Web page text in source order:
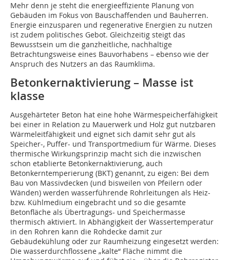
Mehr denn je steht die energieeffiziente Planung von
Gebäuden im Fokus von Bauschaffenden und Bauherren.
Energie einzusparen und regenerative Energien zu nutzen
ist zudem politisches Gebot. Gleichzeitig steigt das
Bewusstsein um die ganzheitliche, nachhaltige
Betrachtungsweise eines Bauvorhabens – ebenso wie der
Anspruch des Nutzers an das Raumklima.
Betonkernaktivierung – Masse ist
klasse
Ausgehärteter Beton hat eine hohe Wärmespeicherfähigkeit
bei einer in Relation zu Mauerwerk und Holz gut nutzbaren
Wärmeleitfähigkeit und eignet sich damit sehr gut als
Speicher-, Puffer- und Transportmedium für Wärme. Dieses
thermische Wirkungsprinzip macht sich die inzwischen
schon etablierte Betonkernaktivierung, auch
Betonkerntemperierung (BKT) genannt, zu eigen: Bei dem
Bau von Massivdecken (und bisweilen von Pfeilern oder
Wänden) werden wasserführende Rohrleitungen als Heiz-
bzw. Kühlmedium eingebracht und so die gesamte
Betonfläche als Übertragungs- und Speichermasse
thermisch aktiviert. In Abhängigkeit der Wassertemperatur
in den Rohren kann die Rohdecke damit zur
Gebäudekühlung oder zur Raumheizung eingesetzt werden:
Die wasserdurchflossene „kalte“ Fläche nimmt die